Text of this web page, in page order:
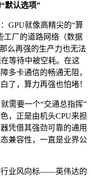
默认选项”
GPU就像高精尖的“算
工厂的道路网络（数据
么再强的生产力也无法
等待中被空耗。在这
多卡通信的畅通无阻，
了，算力再强也怕堵！
需要一个“交通总指挥”
，正是由机头CPU来担
凭借其强劲可靠的通用
兼容性，一直是业界公
行业风向标——英伟达的